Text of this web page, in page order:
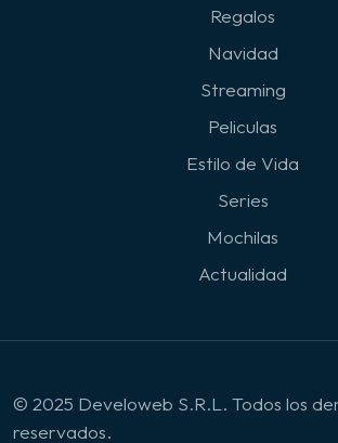
Regalos
Navidad
Streaming
Peliculas
Estilo de Vida
Series
Mochilas
Actualidad
© 2025 Develoweb S.R.L. Todos los
reservados.